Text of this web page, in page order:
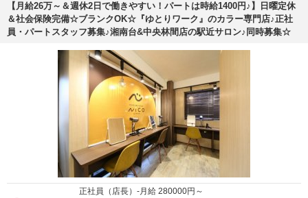
【月給26万～＆週休2日で働きやすい！パートは時給1400円♪】日曜定休
＆社会保険完備☆ブランクOK☆『ゆとりワーク』のカラー専門店♪正社
員・パートスタッフ募集♪湘南台&中央林間店の駅近サロン♪同時募集☆
正社員（店長）-月給 280000円～